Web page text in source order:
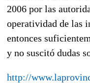
2006 por las
operatividad de las
entonces
y no suscitó dudas
http://